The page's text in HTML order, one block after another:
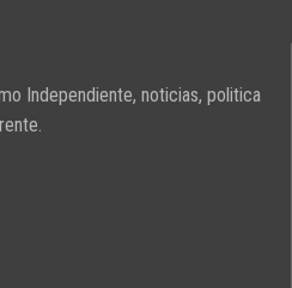
Independiente, noticias, politica